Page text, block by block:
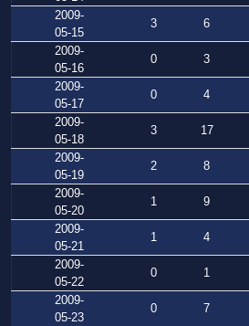
2009-
05-15
3 6
2009-
05-16
0 3
2009-
05-17
0 4
2009-
05-18
3 17
2009-
05-19
2 8
2009-
05-20
1 9
2009-
05-21
1 4
2009-
05-22
0 1
2009-
05-23
0 7